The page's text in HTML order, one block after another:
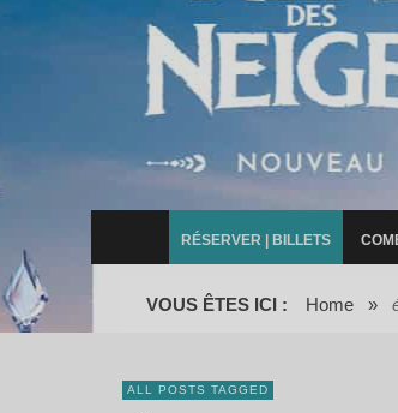
RÉSERVER | BILLETS
VOUS ÊTES ICI : Home »
ALL POSTS TAGGED